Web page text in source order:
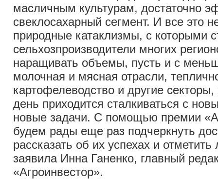
масличным культурам, достаточно
свеклосахарный сегмент. И все это
природные катаклизмы, с которыми
сельхозпроизводители многих
наращивать объемы, пусть и с
молочная и мясная отрасли,
картофелеводство и другие
день приходится сталкиваться с
новые задачи. С помощью премии
будем рады еще раз подчеркнуть
рассказать об их успехах и
заявила Инна Ганенко, главный
«Агроинвестор».